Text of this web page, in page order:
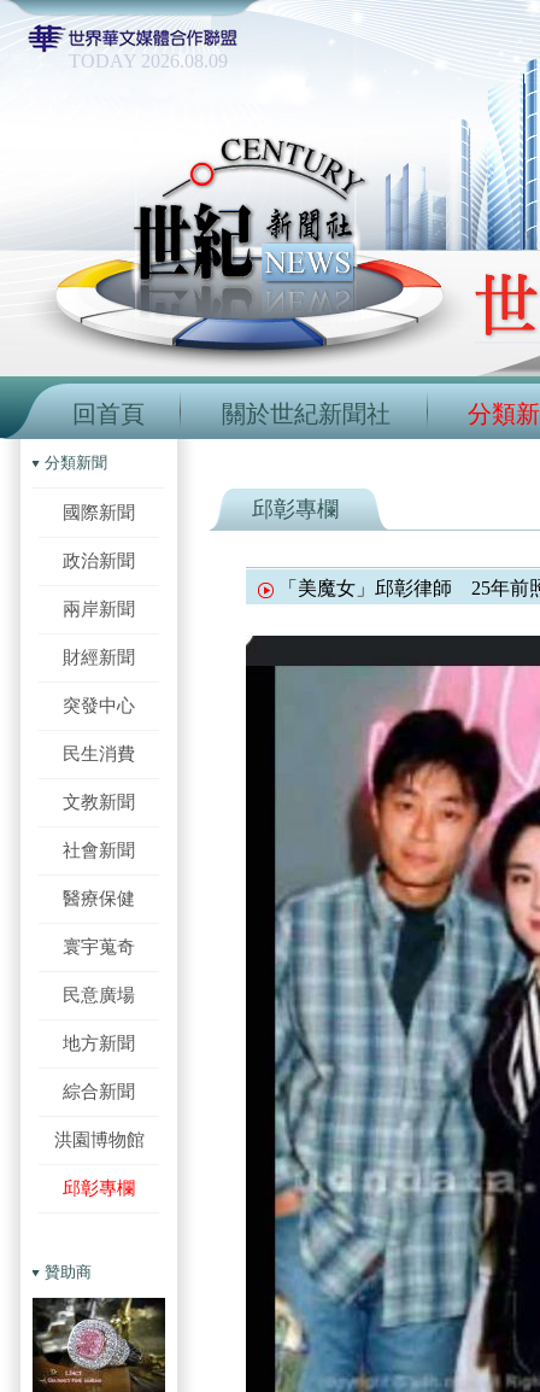
TODAY 2026.08.09
回首頁 關於世紀新聞社 分類
分類新聞
國際新聞
政治新聞
兩岸新聞
財經新聞
突發中心
民生消費
文教新聞
社會新聞
醫療保健
寰宇蒐奇
民意廣場
地方新聞
綜合新聞
洪園博物館
邱彰專欄
贊助商
邱彰專欄
「美魔女」邱彰律師 25年前